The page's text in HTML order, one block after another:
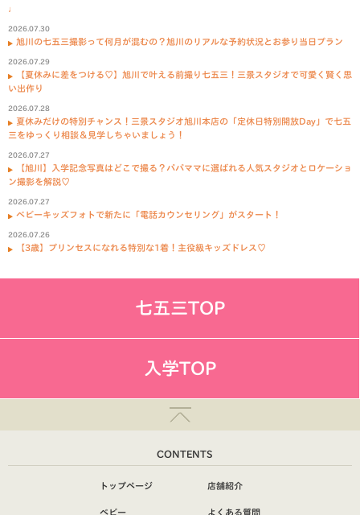
♩
2026.07.30
旭川の七五三撮影って何月が混むの？旭川のリアルな予約状況とお参り当日プラン
2026.07.29
【夏休みに差をつける♡】旭川で叶える前撮り七五三！三景スタジオで可愛く賢く思
い出作り
2026.07.28
夏休みだけの特別チャンス！三景スタジオ旭川本店の「定休日特別開放Day」で七五
三をゆっくり相談＆見学しちゃいましょう！
2026.07.27
【旭川】入学記念写真はどこで撮る？パパママに選ばれる人気スタジオとロケーショ
ン撮影を解説♡
2026.07.27
ベビーキッズフォトで新たに「電話カウンセリング」がスタート！
2026.07.26
【3歳】プリンセスになれる特別な1着！主役級キッズドレス♡
七五三TOP
入学TOP
CONTENTS
トップページ
ベビー
店舗紹介
よくある質問